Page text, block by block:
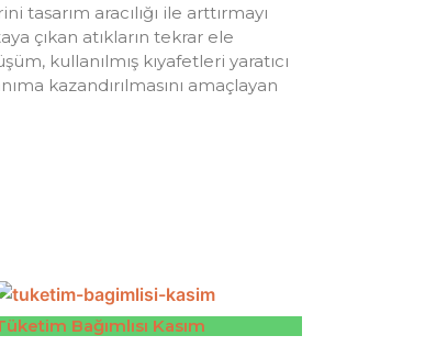
aracılığı ile arttırmayı
çıkan atıkların tekrar ele
kullanılmış kıyafetleri yaratıcı
kazandırılmasını amaçlayan
Bağımlısı Kasım